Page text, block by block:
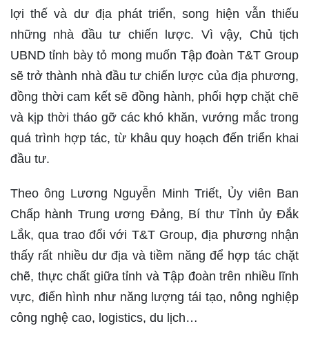
lợi thế và dư địa phát triển, song hiện vẫn thiếu
những nhà đầu tư chiến lược. Vì vậy, Chủ tịch
UBND tỉnh bày tỏ mong muốn Tập đoàn T&T Group
sẽ trở thành nhà đầu tư chiến lược của địa phương,
đồng thời cam kết sẽ đồng hành, phối hợp chặt chẽ
và kịp thời tháo gỡ các khó khăn, vướng mắc trong
quá trình hợp tác, từ khâu quy hoạch đến triển khai
đầu tư.
Theo ông Lương Nguyễn Minh Triết, Ủy viên Ban
Chấp hành Trung ương Đảng, Bí thư Tỉnh ủy Đắk
Lắk, qua trao đổi với T&T Group, địa phương nhận
thấy rất nhiều dư địa và tiềm năng để hợp tác chặt
chẽ, thực chất giữa tỉnh và Tập đoàn trên nhiều lĩnh
vực, điển hình như năng lượng tái tạo, nông nghiệp
công nghệ cao, logistics, du lịch…